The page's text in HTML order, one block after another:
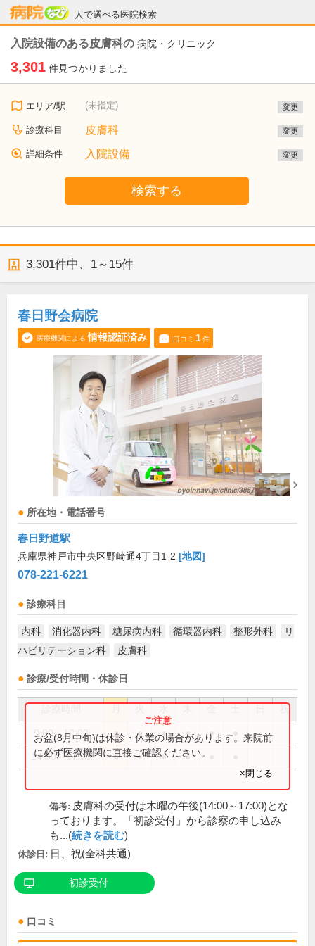
人で選べる医院検索
病院なび
入院設備のある皮膚科の 病院・クリニック
3,301 件見つかりました
エリア/駅 (未指定) 変更
診療科目 皮膚科 変更
詳細条件 入院設備 変更
検索する
3,301件中、 1～15件
春日野会病院
医療機関による 情報認証済み 口コミ 1件
所在地・電話番号
春日野道駅
兵庫県神戸市中央区野崎通4丁目1-2 [地図]
078-221-6221
診療科目
内科 消化器内科 糖尿病内科 循環器内科 整形外科
リ
ハビリテーション科
皮膚科
診療/受付時間・休診日
祝
9:00～12:00 ● ● ● ● ●
14:00～17:30 ● ● ● ●
お盆(8月中旬)は休診・休業の場合があります。来院前
に必ず医療機関に直接ご確認ください。
×閉じる
備考: 皮膚科の受付は木曜の午後(14:00～17:00)とな
っております。「初診受付」から診察の申し込み
も...(続きを読む)
休診日: 日、祝(全科共通)
初診受付
口コミ